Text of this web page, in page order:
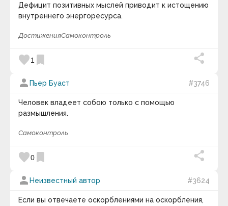
Дефицит позитивных мыслей приводит к истощению
внутреннего энергоресурса.
ДостиженияСамоконтроль
favorite1 bookmark
person Пьер Буаст #3746
Человек владеет собою только с помощью
размышления.
Самоконтроль
favorite0 bookmark
person Неизвестный автор #3624
Если вы отвечаете оскорблениями на оскорбления,